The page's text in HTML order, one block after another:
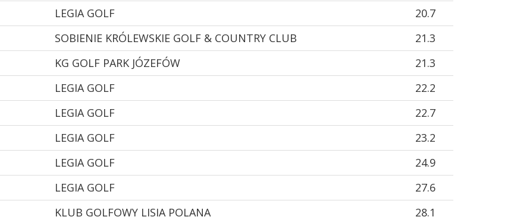
LEGIA GOLF
20.7
SOBIENIE KRÓLEWSKIE GOLF & COUNTRY CLUB
21.3
KG GOLF PARK JÓZEFÓW
21.3
LEGIA GOLF
22.2
LEGIA GOLF
22.7
LEGIA GOLF
23.2
LEGIA GOLF
24.9
LEGIA GOLF
27.6
KLUB GOLFOWY LISIA POLANA
28.1